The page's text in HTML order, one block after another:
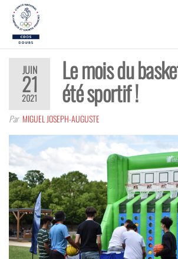
valoriser les
olympiques
et sportives
du Doubs !
JUIN
21
2021
Le mois du
été sportif !
Par MIGUEL JOSEPH-AUGUSTE